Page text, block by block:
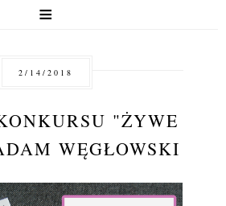
≡
2/14/2018
"ŻYWE
WĘGŁOWSKI